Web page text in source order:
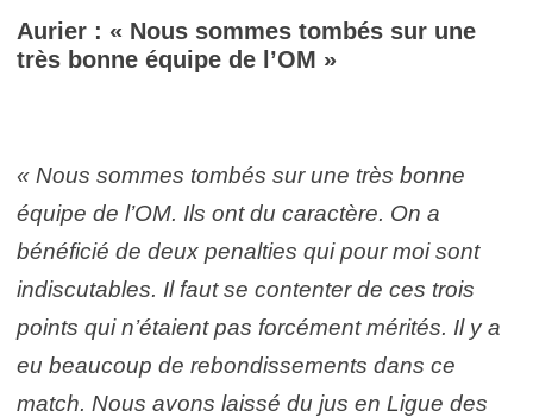
Aurier : « Nous sommes tombés sur une
très bonne équipe de l’OM »
« Nous sommes tombés sur une très bonne
équipe de l’OM. Ils ont du caractère. On a
bénéficié de deux penalties qui pour moi sont
indiscutables. Il faut se contenter de ces trois
points qui n’étaient pas forcément mérités. Il y a
eu beaucoup de rebondissements dans ce
match. Nous avons laissé du jus en Ligue des